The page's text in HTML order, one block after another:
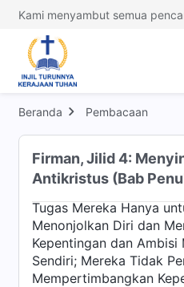
Kami menyambut semua
Beranda Pembacaan
Firman, Jilid 4:
Antikristus (Bab
Tugas Mereka Hanya
Kepentingan dan Ambisi
Sendiri; Mereka Tidak
Mempertimbangkan
Mengkhianati
Menukarkannya dengan
Pribadi (Bagian Tiga)
Bab Sembilan: Mereka
Tugas Mereka Hanya
Menonjolkan Diri dan
Kepentingan dan Ambisi
Sendiri; Mereka Tidak
Mempertimbangkan